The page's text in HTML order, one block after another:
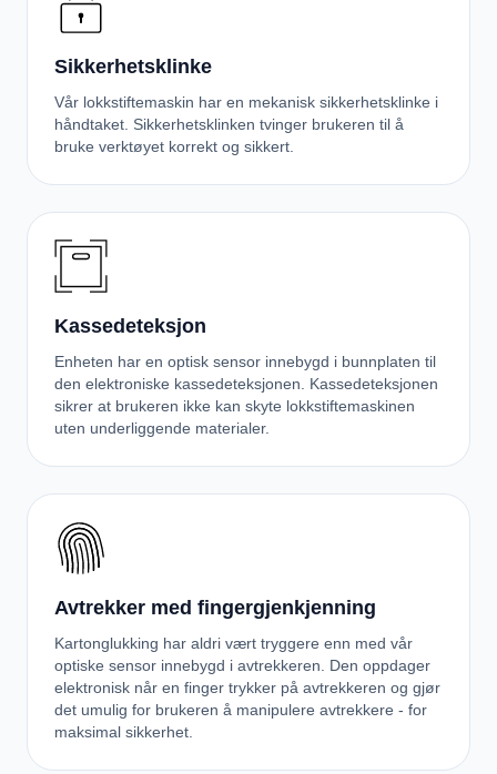
Sikkerhetsklinke
Vår lokkstiftemaskin har en mekanisk sikkerhetsklinke i
håndtaket. Sikkerhetsklinken tvinger brukeren til å
bruke verktøyet korrekt og sikkert.
Kassedeteksjon
Enheten har en optisk sensor innebygd i bunnplaten til
den elektroniske kassedeteksjonen. Kassedeteksjonen
sikrer at brukeren ikke kan skyte lokkstiftemaskinen
uten underliggende materialer.
Avtrekker med fingergjenkjenning
Kartonglukking har aldri vært tryggere enn med vår
optiske sensor innebygd i avtrekkeren. Den oppdager
elektronisk når en finger trykker på avtrekkeren og gjør
det umulig for brukeren å manipulere avtrekkere - for
maksimal sikkerhet.